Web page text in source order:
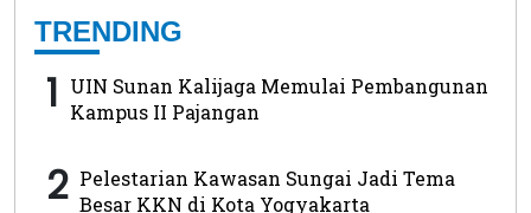
TRENDING
1 UIN Sunan Kalijaga Memulai Pembangunan
Kampus II Pajangan
2 Pelestarian Kawasan Sungai Jadi Tema
Besar KKN di Kota Yogyakarta